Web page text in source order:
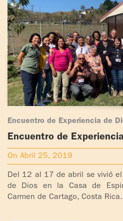
ADOLESCENTES
TOV NIÑOS
CURSO
MATRIMONIAL
ENCUENTRO DE
EXPERIENCIA DE
DIOS
CHARLAS Y
JORNADAS DE
EVANGELIZACIÓN
CÍRCULOS DE
PADRE
OBRA
PADRE
LIBROS
VIDEOS
AUDIOS
Encuentro de Experiencia de
Encuentro de
Rica
On Abril 25, 2019
Del 12 al 17 de abril se vivió el
de Dios en la Casa de
Carmen de Cartago, Costa Rica.